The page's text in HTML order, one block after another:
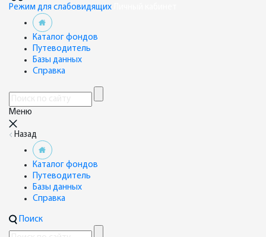
Режим для слабовидящих
Каталог фондов
Путеводитель
Базы данных
Справка
Меню
Назад
Каталог фондов
Путеводитель
Базы данных
Справка
Поиск